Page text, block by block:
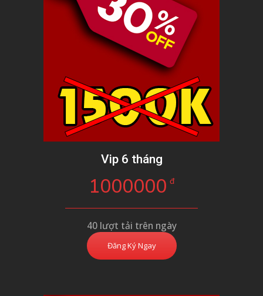
Vip 6 tháng
1000000 đ
40 lượt tải trên ngày
Đăng Ký Ngay